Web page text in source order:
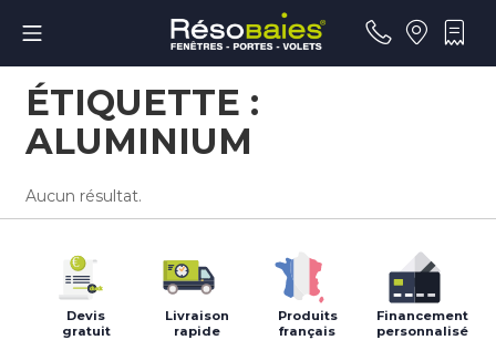
contenu
Menu mobile
RÉSOBAIES
ÉTIQUETTE :
ALUMINIUM
Aucun résultat.
Devis
gratuit
Livraison
rapide
Produits
français
Financement
personnalisé